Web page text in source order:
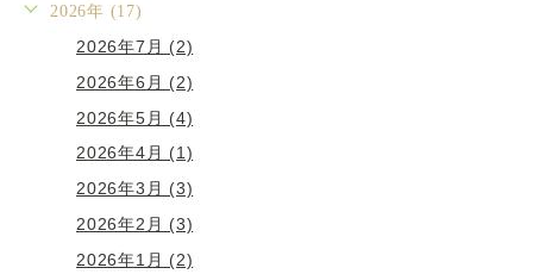
2026年 (17)
2026年7月 (2)
2026年6月 (2)
2026年5月 (4)
2026年4月 (1)
2026年3月 (3)
2026年2月 (3)
2026年1月 (2)